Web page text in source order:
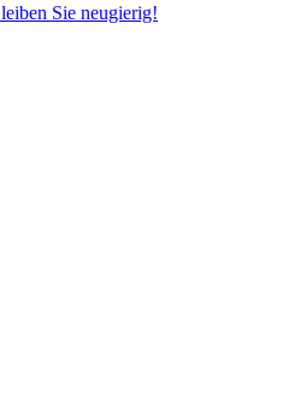
Sie neugierig!